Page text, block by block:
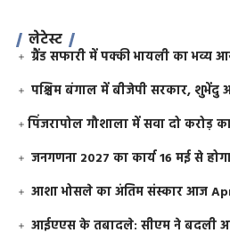
लेटेस्ट
ग्रैंड सफारी में पक्की भायली का भव्य
पश्चिम बंगाल में बीजेपी सरकार, शुभेंदु
​पिंजरापोल गौशाला में सवा दो करोड़
जनगणना 2027 का कार्य 16 मई से
आशा भोसले का अंतिम संस्कार आज
आईएएस के तबादले: सीएम ने बदली